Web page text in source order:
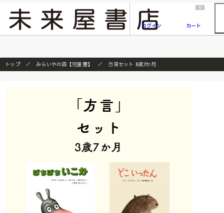
『ONE PIECE magazine 021 ONE PIECEカード付き同梱版』発売延期のご案内
ログイン
0
カート
トップ みらいやの森【児童書】 方言セット 3歳7か月